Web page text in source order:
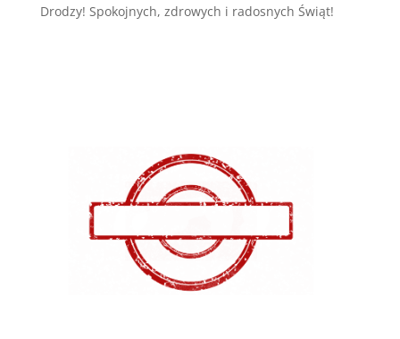
Drodzy! Spokojnych, zdrowych i radosnych Świąt!